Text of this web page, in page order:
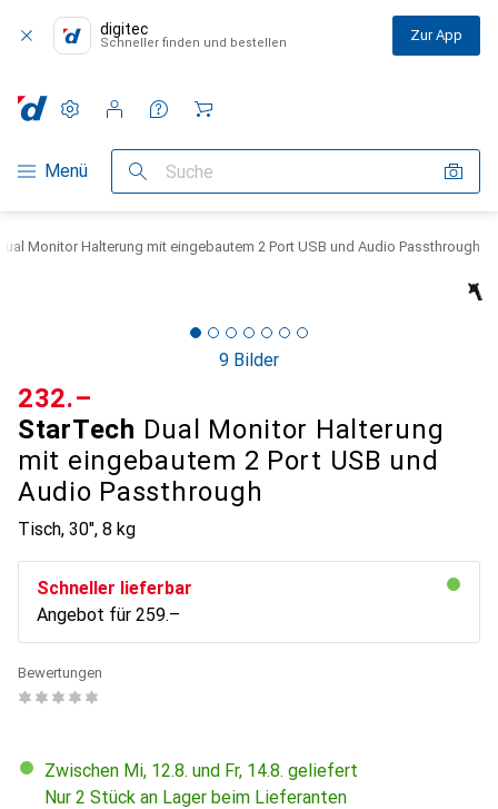
digitec
Schneller finden und bestellen Zur App
Navigation nach Kategorien
Menü Suche
Einstellungen
Kundenkonto
Vergleichslisten
Merklisten
Warenkorb
Monitor Halterung mit eingebautem 2 Port USB und Audio Passthrough
9 Bilder
StarTech Dual Monitor Halterung
mit eingebautem 2 Port USB und
Audio Passthrough
Tisch, 30", 8 kg
CHF
232.–
Schneller lieferbar
Angebot für CHF
259.–
Bewertungen
Zwischen Mi, 12.8. und Fr, 14.8. geliefert
Nur 2 Stück an Lager beim Lieferanten